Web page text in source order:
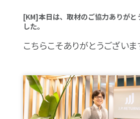
[KM]本日は、取材のご協力ありがと
した。
こちらこそありがとうございま